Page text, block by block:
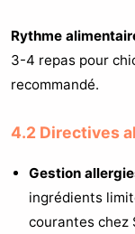
Rythme
3-4 repas pour
recommandé.
4.2 Directives
Gestion
ingrédients
courantes chez